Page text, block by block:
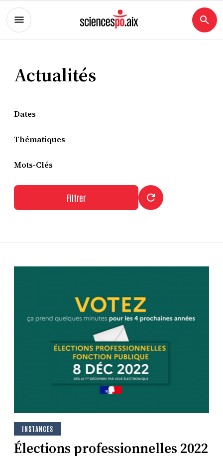
Actualités
Dates
Thématiques
Mots-Clés
Filtrer
INSTANCES
Élections professionnelles 2022